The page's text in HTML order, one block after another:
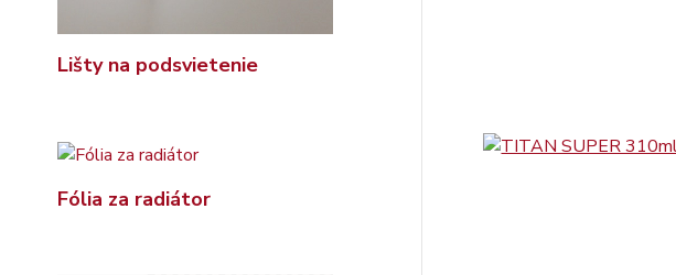
Lišty na podsvietenie
Fólia za radiátor